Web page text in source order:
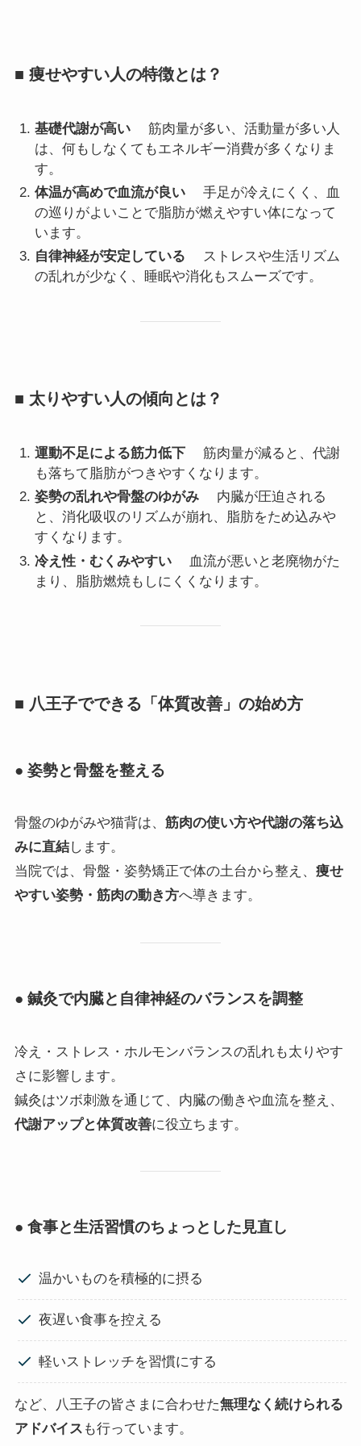
■ 痩せやすい人の特徴とは？
基礎代謝が高い 筋肉量が多い、活動量が多い人
は、何もしなくてもエネルギー消費が多くなりま
す。
体温が高めで血流が良い 手足が冷えにくく、血
の巡りがよいことで脂肪が燃えやすい体になって
います。
自律神経が安定している ストレスや生活リズム
の乱れが少なく、睡眠や消化もスムーズです。
■ 太りやすい人の傾向とは？
運動不足による筋力低下 筋肉量が減ると、代謝
も落ちて脂肪がつきやすくなります。
姿勢の乱れや骨盤のゆがみ 内臓が圧迫される
と、消化吸収のリズムが崩れ、脂肪をため込みや
すくなります。
冷え性・むくみやすい 血流が悪いと老廃物がた
まり、脂肪燃焼もしにくくなります。
■ 八王子でできる「体質改善」の始め方
● 姿勢と骨盤を整える
骨盤のゆがみや猫背は、 筋肉の使い方や代謝の落ち込
みに直結します。
当院では、骨盤・姿勢矯正で体の土台から整え、 痩せ
やすい姿勢・筋肉の動き方へ導きます。
● 鍼灸で内臓と自律神経のバランスを調整
冷え・ストレス・ホルモンバランスの乱れも太りやす
さに影響します。
鍼灸はツボ刺激を通じて、内臓の働きや血流を整え、
代謝アップと体質改善に役立ちます。
● 食事と生活習慣のちょっとした見直し
温かいものを積極的に摂る
夜遅い食事を控える
軽いストレッチを習慣にする
など、八王子の皆さまに合わせた無理なく続けられる
アドバイス も行っています。